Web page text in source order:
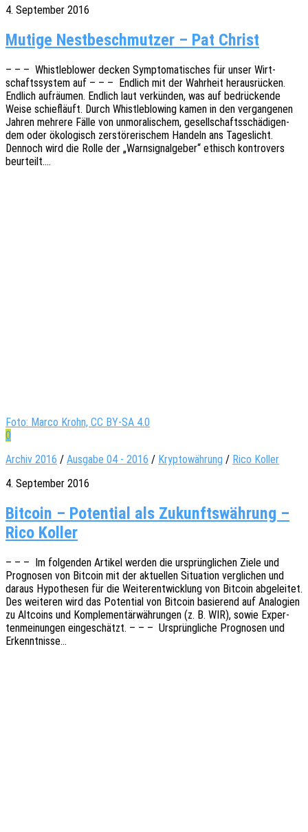
4. September 2016
Mutige Nest­be­schmut­zer – Pat Christ
– – – Whist­le­b­lower decken Sympto­ma­ti­sches für unser Wirt­
schafts­sys­tem auf – – – Endlich mit der Wahr­heit heraus­rü­cken.
Endlich aufräu­men. Endlich laut verkün­den, was auf bedrü­cken­de
Weise schief­läuft. Durch Whist­le­b­lo­wing kamen in den vergan­ge­nen
Jahren mehre­re Fälle von unmo­ra­li­schem, gesell­schafts­schä­di­gen­
dem oder ökolo­gisch zerstö­re­ri­schem Handeln ans Tages­licht.
Dennoch wird die Rolle der „Warn­si­gnal­ge­ber“ ethisch kontro­vers
beurteilt.…
Foto: Marco Krohn, CC BY-SA 4.0
0
Archiv 2016 / Ausgabe 04 - 2016 / Kryptowährung / Rico Koller
4. September 2016
Bit­coin – Poten­tial als Zukunfts­wäh­rung –
Rico Koller
– – – Im folgen­den Arti­kel werden die ursprüng­li­chen Ziele und
Progno­sen von Bitco­in mit der aktu­el­len Situa­ti­on vergli­chen und
daraus Hypo­the­sen für die Weiter­ent­wick­lung von Bitco­in abge­lei­tet.
Des weite­ren wird das Poten­ti­al von Bitco­in basie­rend auf Analo­gien
zu Altco­ins und Komple­men­tär­wäh­run­gen (z. B. WIR), sowie Exper­
ten­mei­nun­gen einge­schätzt. – – – Ursprüng­li­che Progno­sen und
Erkenntnisse…